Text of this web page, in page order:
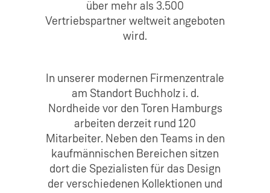
über mehr als 3.500
Vertriebspartner weltweit angeboten
wird.
In unserer modernen Firmenzentrale
am Standort Buchholz i. d.
Nordheide vor den Toren Hamburgs
arbeiten derzeit rund 120
Mitarbeiter. Neben den Teams in den
kaufmännischen Bereichen sitzen
dort die Spezialisten für das Design
der verschiedenen Kollektionen und